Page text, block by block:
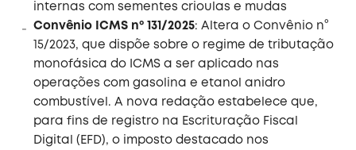
internas com sementes crioulas e mudas
Convênio ICMS nº 131/2025: Altera o Convênio n°
15/2023, que dispõe sobre o regime de tributação
monofásica do ICMS a ser aplicado nas
operações com gasolina e etanol anidro
combustível. A nova redação estabelece que,
para fins de registro na Escrituração Fiscal
Digital (EFD), o imposto destacado nos